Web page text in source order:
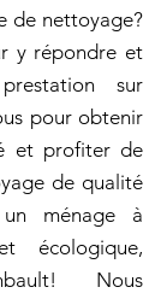
de nettoyage?
y répondre et
sur
pour obtenir
et profiter de
de qualité
ménage à
écologique,
Nous